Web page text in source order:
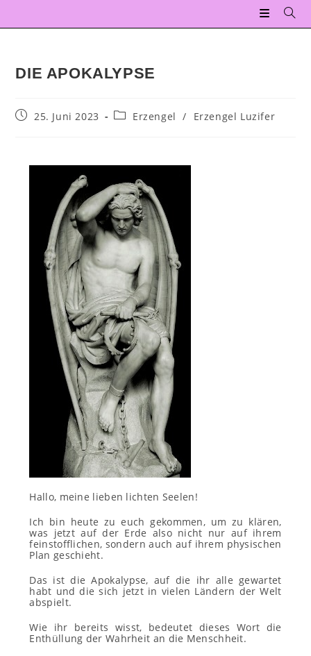
DIE APOKALYPSE
25. Juni 2023 Erzengel / Erzengel Luzifer
Hallo, meine lieben lichten Seelen!
Ich bin heute zu euch gekommen, um zu klären,
was jetzt auf der Erde also nicht nur auf ihrem
feinstofflichen, sondern auch auf ihrem physischen
Plan geschieht.
Das ist die Apokalypse, auf die ihr alle gewartet
habt und die sich jetzt in vielen Ländern der Welt
abspielt.
Wie ihr bereits wisst, bedeutet dieses Wort die
Enthüllung der Wahrheit an die Menschheit.